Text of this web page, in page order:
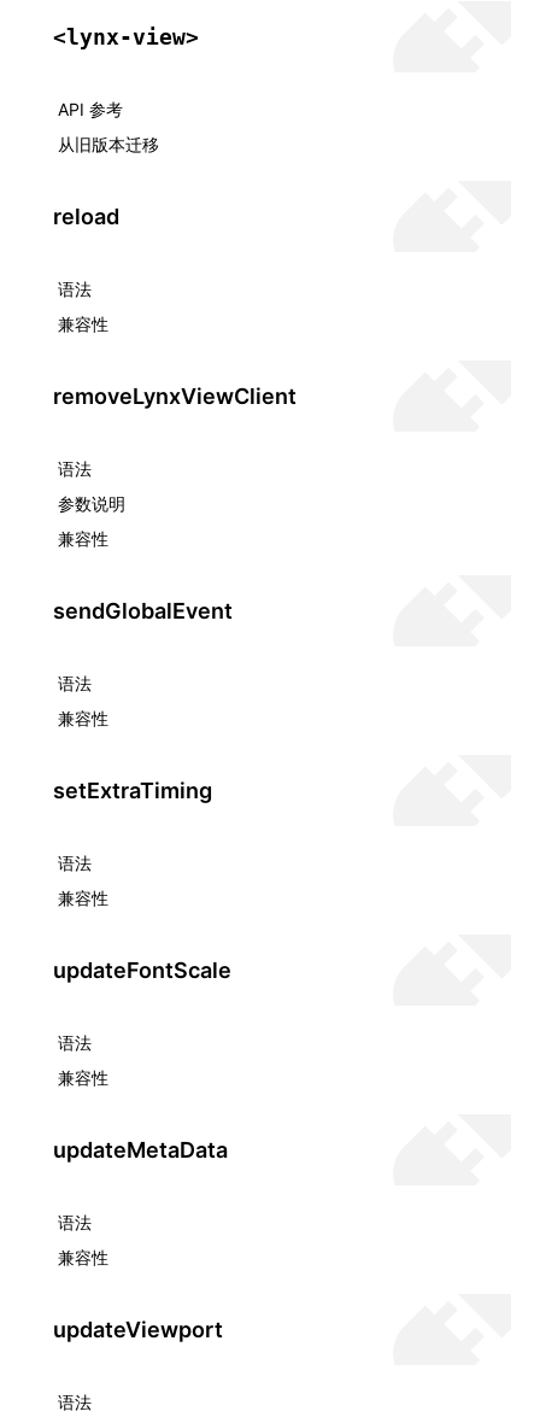
<lynx-view>
API 参考
从旧版本迁移
reload
语法
兼容性
removeLynxViewClient
语法
参数说明
兼容性
sendGlobalEvent
语法
兼容性
setExtraTiming
语法
兼容性
updateFontScale
语法
兼容性
updateMetaData
语法
兼容性
updateViewport
语法